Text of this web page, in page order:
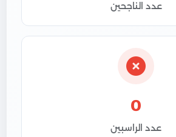
عدد الناجحين
0
عدد الراسبين